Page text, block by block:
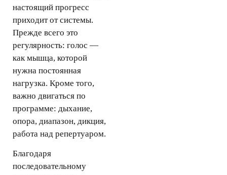
настоящий прогресс
приходит от системы.
Прежде всего это
регулярность: голос —
как мышца, которой
нужна постоянная
нагрузка. Кроме того,
важно двигаться по
программе: дыхание,
опора, диапазон, дикция,
работа над репертуаром.
Благодаря
последовательному